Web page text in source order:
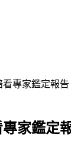
專家鑑定報告
家鑑定